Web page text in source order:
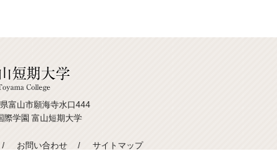
富山市願海寺水口444
際学園 富山短期大学
お問い合わせ サイトマップ